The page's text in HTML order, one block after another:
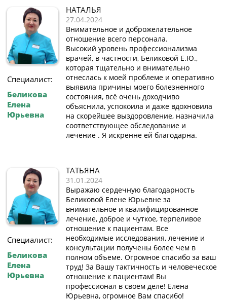
Специалист:
Беликова
Елена
Юрьевна
НАТАЛЬЯ
27.04.2024
Внимательное и доброжелательное
отношение всего персонала.
Высокий уровень профессионализма
врачей, в частности, Беликовой Е.Ю.,
которая тщательно и внимательно
отнеслась к моей проблеме и оперативно
выявила причины моего болезненного
состояния, всё очень доходчиво
объяснила, успокоила и даже вдохновила
на скорейшее выздоровление, назначила
соответствующее обследование и
лечение . Я искренне ей благодарна.
Специалист:
Беликова
Елена
Юрьевна
ТАТЬЯНА
31.01.2024
Выражаю сердечную благодарность
Беликовой Елене Юрьевне за
внимательное и квалифицированное
лечение, доброе и чуткое, терпеливое
отношение к пациентам. Все
необходимые исследования, лечение и
консультации получены более чем в
полном объеме. Огромное спасибо за ваш
труд! За Вашу тактичность и человеческое
отношение к пациентам! Вы
профессионал в своём деле! Елена
Юрьевна, огромное Вам спасибо!